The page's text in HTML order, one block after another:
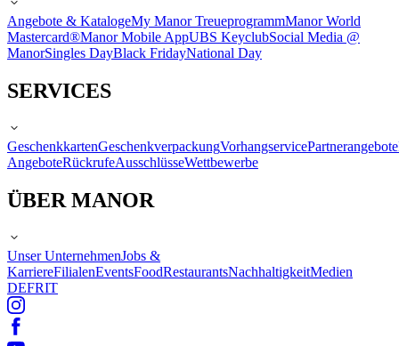
Angebote & KatalogeMy Manor TreueprogrammManor World
Mastercard®Manor Mobile AppUBS KeyclubSocial Media @
ManorSingles DayBlack FridayNational Day
SERVICES
GeschenkkartenGeschenkverpackungVorhangservicePartnerangebote
AngeboteRückrufeAusschlüsseWettbewerbe
ÜBER MANOR
Unser UnternehmenJobs &
KarriereFilialenEventsFoodRestaurantsNachhaltigkeitMedien
DEFRIT